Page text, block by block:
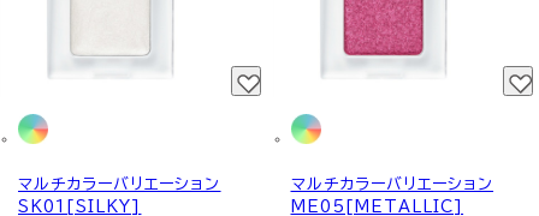
マルチカラーバリエーション
SK01[SILKY]
マルチカラーバリエーション
ME05[METALLIC]